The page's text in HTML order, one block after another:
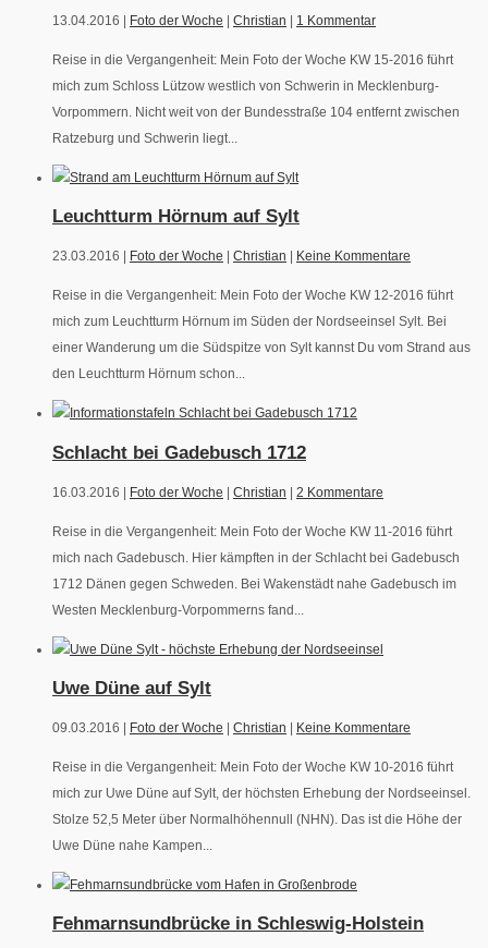
13.04.2016 | Foto der Woche Christian 1 Kommentar
Reise in die Vergangenheit: Mein Foto der Woche KW 15-2016 führt
mich zum Schloss Lützow westlich von Schwerin in Mecklenburg-
Vorpommern. Nicht weit von der Bundesstraße 104 entfernt zwischen
Ratzeburg und Schwerin liegt...
Leuchtturm Hörnum auf Sylt
23.03.2016 | Foto der Woche Christian Keine Kommentare
Reise in die Vergangenheit: Mein Foto der Woche KW 12-2016 führt
mich zum Leuchtturm Hörnum im Süden der Nordseeinsel Sylt. Bei
einer Wanderung um die Südspitze von Sylt kannst Du vom Strand aus
den Leuchtturm Hörnum schon...
Schlacht bei Gadebusch 1712
16.03.2016 | Foto der Woche | Christian | 2 Kommentare
Reise in die Vergangenheit: Mein Foto der Woche KW 11-2016 führt
mich nach Gadebusch. Hier kämpften in der Schlacht bei Gadebusch
1712 Dänen gegen Schweden. Bei Wakenstädt nahe Gadebusch im
Westen Mecklenburg-Vorpommerns fand...
Uwe Düne auf Sylt
09.03.2016 | Foto der Woche Christian Keine Kommentare
Reise in die Vergangenheit: Mein Foto der Woche KW 10-2016 führt
mich zur Uwe Düne auf Sylt, der höchsten Erhebung der Nordseeinsel.
Stolze 52,5 Meter über Normalhöhennull (NHN). Das ist die Höhe der
Uwe Düne nahe Kampen...
Fehmarnsundbrücke in Schleswig-Holstein